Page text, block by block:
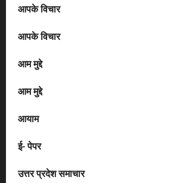
आपके विचार
आपके विचार
आम मुद्दे
आम मुद्दे
आयाम
ई- पेपर
उत्तर प्रदेश समाचार